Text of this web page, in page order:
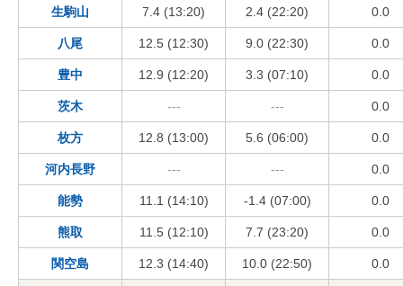
生駒山 7.4 (13:20) 2.4 (22:20) 0.0
八尾 12.5 (12:30) 9.0 (22:30) 0.0
豊中 12.9 (12:20) 3.3 (07:10) 0.0
茨木 --- --- 0.0
枚方 12.8 (13:00) 5.6 (06:00) 0.0
河内長野 --- --- 0.0
能勢 11.1 (14:10) -1.4 (07:00) 0.0
熊取 11.5 (12:10) 7.7 (23:20) 0.0
関空島 12.3 (14:40) 10.0 (22:50) 0.0